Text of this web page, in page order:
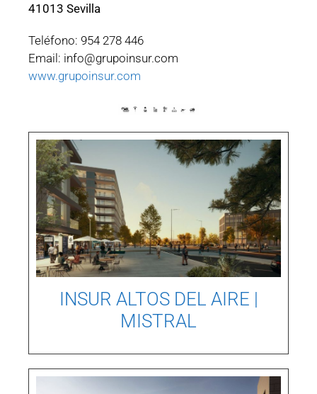
41013 Sevilla
Teléfono: 954 278 446
Email: info@grupoinsur.com
www.grupoinsur.com
INSUR ALTOS DEL AIRE |
MISTRAL